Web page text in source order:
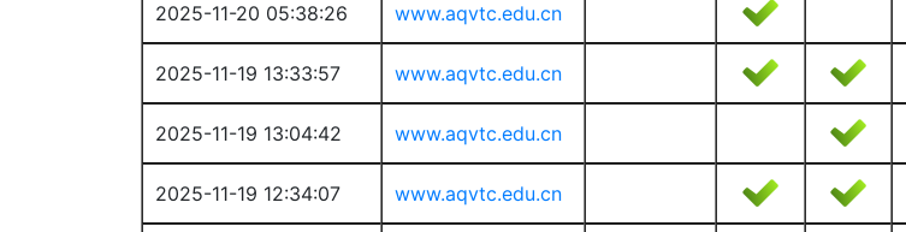
2025-11-20 05:38:26 www.aqvtc.edu.cn
2025-11-19 13:33:57 www.aqvtc.edu.cn
2025-11-19 13:04:42 www.aqvtc.edu.cn
2025-11-19 12:34:07 www.aqvtc.edu.cn